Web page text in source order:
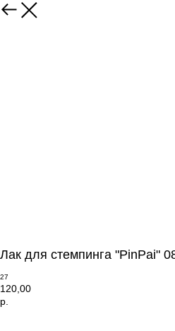
Лак для стемпинга "PinPai"
27
120,00
р.